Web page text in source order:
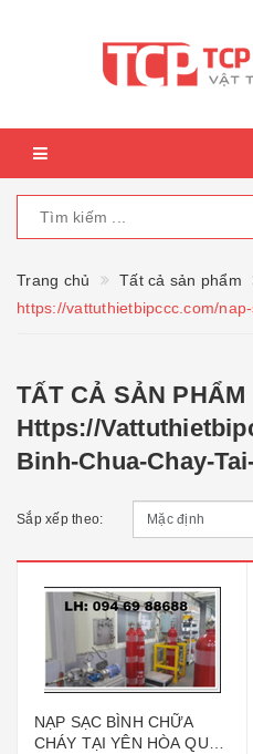
Trang chủ
Tất cả sản phẩm
https://vattuthietbipccc.com/
TẤT CẢ SẢN PHẨM
Https://
Binh-Chua-Chay-
Sắp xếp theo:
NẠP SẠC BÌNH CHỮA
CHÁY TẠI YÊN HÒA QUẬN